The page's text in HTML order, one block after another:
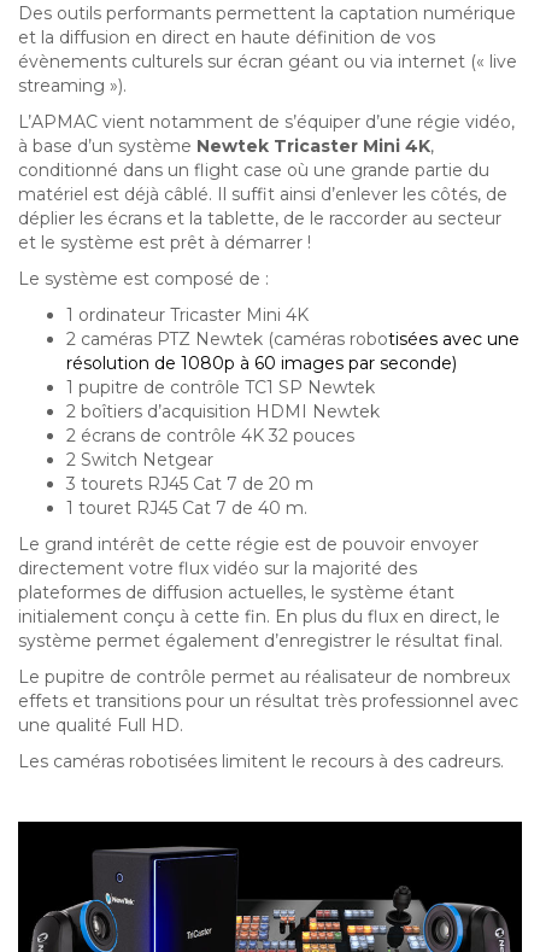
Des outils performants permettent la captation numérique
et la diffusion en direct en haute définition de vos
évènements culturels sur écran géant ou via internet (« live
streaming »).
L’APMAC vient notamment de s’équiper d’une régie vidéo,
à base d’un système Newtek Tricaster Mini 4K,
conditionné dans un flight case où une grande partie du
matériel est déjà câblé. Il suffit ainsi d’enlever les côtés, de
déplier les écrans et la tablette, de le raccorder au secteur
et le système est prêt à démarrer !
Le système est composé de :
1 ordinateur Tricaster Mini 4K
2 caméras PTZ Newtek (caméras robotisées avec une
résolution de 1080p à 60 images par seconde)
1 pupitre de contrôle TC1 SP Newtek
2 boîtiers d’acquisition HDMI Newtek
2 écrans de contrôle 4K 32 pouces
2 Switch Netgear
3 tourets RJ45 Cat 7 de 20 m
1 touret RJ45 Cat 7 de 40 m.
Le grand intérêt de cette régie est de pouvoir envoyer
directement votre flux vidéo sur la majorité des
plateformes de diffusion actuelles, le système étant
initialement conçu à cette fin. En plus du flux en direct, le
système permet également d’enregistrer le résultat final.
Le pupitre de contrôle permet au réalisateur de nombreux
effets et transitions pour un résultat très professionnel avec
une qualité Full HD.
Les caméras robotisées limitent le recours à des cadreurs.